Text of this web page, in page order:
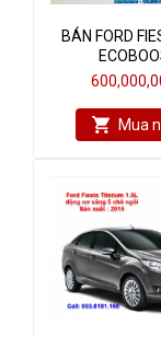
BÁN FORD
Mua